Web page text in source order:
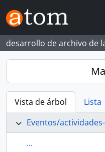
Skip to main content
desarrollo de archivo de
Vista de árbol Lista
Eventos/
...